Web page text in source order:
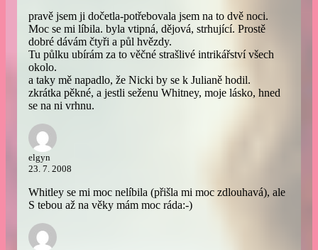
pravě jsem ji dočetla-potřebovala jsem na to dvě noci.
Moc se mi líbila. byla vtipná, dějová, strhující. Prostě
dobré dávám čtyři a půl hvězdy.
Tu půlku ubírám za to věčné strašlivé intrikářství všech
okolo.
a taky mě napadlo, že Nicki by se k Julianě hodil.
zkrátka pěkné, a jestli seženu Whitney, moje lásko, hned
se na ni vrhnu.
elgyn
23. 7. 2008
Whitley se mi moc nelíbila (přišla mi moc zdlouhavá), ale
S tebou až na věky mám moc ráda:-)